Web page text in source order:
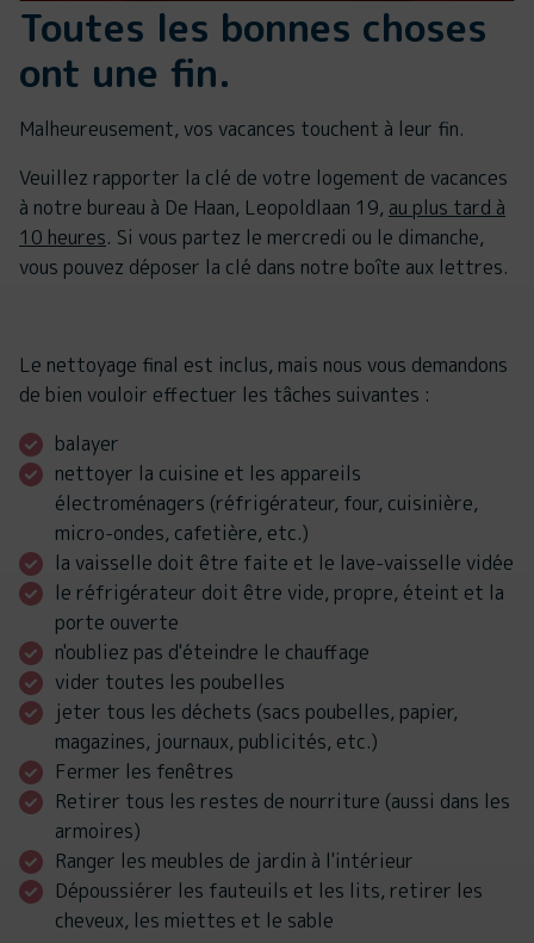
Toutes les bonnes choses
ont une fin.
Malheureusement, vos vacances touchent à leur fin.
Veuillez rapporter la clé de votre logement de vacances
à notre bureau à De Haan, Leopoldlaan 19, au plus tard à
10 heures. Si vous partez le mercredi ou le dimanche,
vous pouvez déposer la clé dans notre boîte aux lettres.
Le nettoyage final est inclus, mais nous vous demandons
de bien vouloir effectuer les tâches suivantes :
balayer
nettoyer la cuisine et les appareils
électroménagers (réfrigérateur, four, cuisinière,
micro-ondes, cafetière, etc.)
la vaisselle doit être faite et le lave-vaisselle vidée
le réfrigérateur doit être vide, propre, éteint et la
porte ouverte
n'oubliez pas d'éteindre le chauffage
vider toutes les poubelles
jeter tous les déchets (sacs poubelles, papier,
magazines, journaux, publicités, etc.)
Fermer les fenêtres
Retirer tous les restes de nourriture (aussi dans les
armoires)
Ranger les meubles de jardin à l'intérieur
Dépoussiérer les fauteuils et les lits, retirer les
cheveux, les miettes et le sable